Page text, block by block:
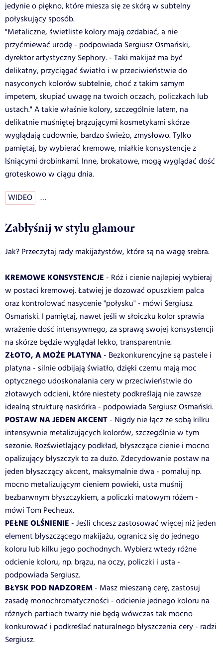
jedynie o piękno, które miesza się ze skórą w subtelny
połyskujący sposób.
"Metaliczne, świetliste kolory mają ozdabiać, a nie
przyćmiewać urodę - podpowiada Sergiusz Osmański,
dyrektor artystyczny Sephory. - Taki makijaż ma być
delikatny, przyciągać światło i w przeciwieństwie do
nasyconych kolorów subtelnie, choć z takim samym
impetem, skupiać uwagę na twoich oczach, policzkach lub
ustach." A takie właśnie kolory, szczególnie latem, na
delikatnie muśniętej brązującymi kosmetykami skórze
wyglądają cudownie, bardzo świeżo, zmysłowo. Tylko
pamiętaj, by wybierać kremowe, miałkie konsystencje z
lśniącymi drobinkami. Inne, brokatowe, mogą wyglądać dość
groteskowo w ciągu dnia.
WIDEO …
Zabłyśnij w stylu glamour
Jak? Przeczytaj rady makijażystów, które są na wagę srebra.
KREMOWE KONSYSTENCJE - Róż i cienie najlepiej wybieraj
w postaci kremowej. Łatwiej je dozować opuszkiem palca
oraz kontrolować nasycenie "połysku" - mówi Sergiusz
Osmański. I pamiętaj, nawet jeśli w słoiczku kolor sprawia
wrażenie dość intensywnego, za sprawą swojej konsystencji
na skórze będzie wyglądał lekko, transparentnie.
ZŁOTO, A MOŻE PLATYNA - Bezkonkurencyjne są pastele i
platyna - silnie odbijają światło, dzięki czemu mają moc
optycznego udoskonalania cery w przeciwieństwie do
złotawych odcieni, które niestety podkreślają nie zawsze
idealną strukturę naskórka - podpowiada Sergiusz Osmański.
POSTAW NA JEDEN AKCENT - Nigdy nie łącz ze sobą kilku
intensywnie metalizujących kolorów, szczególnie w tym
sezonie. Rozświetlający podkład, błyszczące cienie i mocno
opalizujący błyszczyk to za dużo. Zdecydowanie postaw na
jeden błyszczący akcent, maksymalnie dwa - pomaluj np.
mocno metalizującym cieniem powieki, usta muśnij
bezbarwnym błyszczykiem, a policzki matowym różem -
mówi Tom Pecheux.
PEŁNE OLŚNIENIE - Jeśli chcesz zastosować więcej niż jeden
element błyszczącego makijażu, ogranicz się do jednego
koloru lub kilku jego pochodnych. Wybierz wtedy różne
odcienie koloru, np. brązu, na oczy, policzki i usta -
podpowiada Sergiusz.
BŁYSK POD NADZOREM - Masz mieszaną cerę, zastosuj
zasadę monochromatyczności - odcienie jednego koloru na
różnych partiach twarzy nie będą wówczas tak mocno
konkurować i podkreślać naturalnego błyszczenia cery - radzi
Sergiusz.